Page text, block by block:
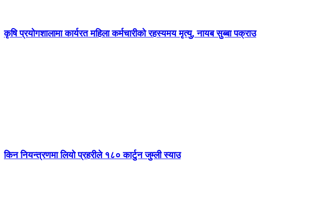
कृषि प्रयोगशालामा कार्यरत महिला कर्मचारीको रहस्यमय मृत्यु, नायब सुब्बा पक्राउ
किन नियन्त्रणमा लियो प्रहरीले १८० कार्टुन जुम्ली स्याउ